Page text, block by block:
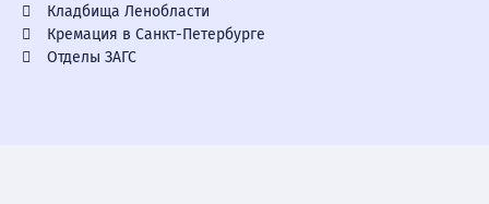
Кладбища Ленобласти
Кремация в Санкт-Петербурге
Отделы ЗАГС